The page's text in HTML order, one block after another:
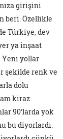
girişini
beri. Özellikle
Türkiye, dev
ya inşaat
Yeni yollar
şekilde renk ve
dolu
kiraz
90'larda yok
bu diyorlardı.